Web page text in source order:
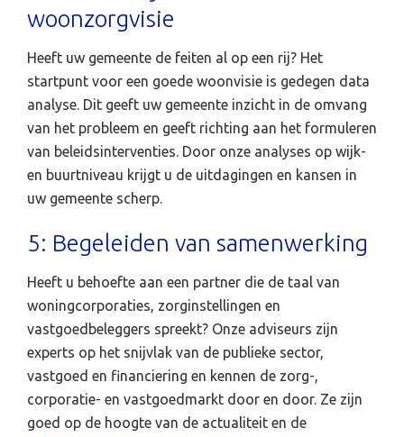
woonzorgvisie
Heeft uw gemeente de feiten al op een rij? Het
startpunt voor een goede woonvisie is gedegen data
analyse. Dit geeft uw gemeente inzicht in de omvang
van het probleem en geeft richting aan het formuleren
van beleidsinterventies. Door onze analyses op wijk-
en buurtniveau krijgt u de uitdagingen en kansen in
uw gemeente scherp.
5: Begeleiden van samenwerking
Heeft u behoefte aan een partner die de taal van
woningcorporaties, zorginstellingen en
vastgoedbeleggers spreekt? Onze adviseurs zijn
experts op het snijvlak van de publieke sector,
vastgoed en financiering en kennen de zorg-,
corporatie- en vastgoedmarkt door en door. Ze zijn
goed op de hoogte van de actualiteit en de